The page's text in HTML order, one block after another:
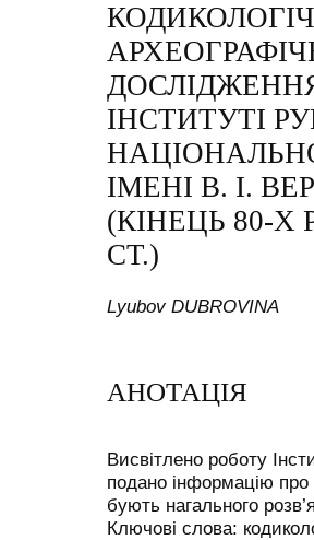
ІНСТИТУТІ
ІМЕНІ В. І.
(КІНЕЦЬ 80-Х
СТ.)
Lyubov DUBROVINA
АНОТАЦІЯ
Висвітлено роботу
подано інформацію про
бують нагального
Ключові слова: